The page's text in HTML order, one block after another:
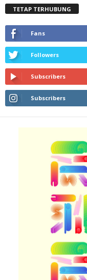
TETAP TERHUBUNG
Fans
Followers
Subscribers
Subscribers